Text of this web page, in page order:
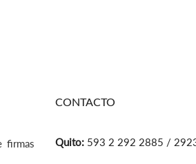
firmas
CONTACTO
Quito: 593 2 292 2885 /